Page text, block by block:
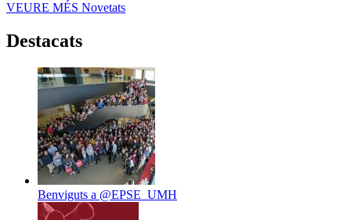
VEURE MÉS Novetats
Destacats
Benviguts a @EPSE_UMH